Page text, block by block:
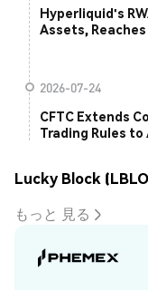
Hyperliquid's
Assets, Reaches
2026-07-24
CFTC Extends
Trading Rules to
Lucky Block
もっと 見る